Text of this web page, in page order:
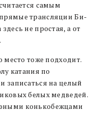
самым
трансляции Би-
не простая, а от
место тоже подходит.
катания по
записаться на целый
белых медведей.
конькобежцами